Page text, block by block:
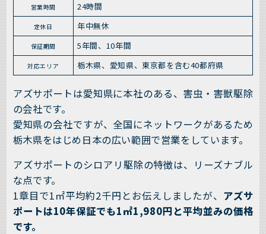
営業時間 24時間
定休日 年中無休
保証期間 5年間、10年間
対応エリア 栃木県、愛知県、東京都を含む40都府県
アズサポートは愛知県に本社のある、害虫・害獣駆除
の会社です。
愛知県の会社ですが、全国にネットワークがあるため
栃木県をはじめ日本の広い範囲で営業をしています。
アズサポートのシロアリ駆除の特徴は、リーズナブル
な点です。
1章目で1㎡平均約2千円とお伝えしましたが、 アズサ
ポートは10年保証でも1㎡1,980円と平均並みの価格
です。